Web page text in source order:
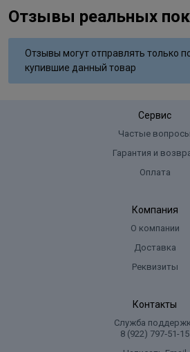
Отзывы реальных
Отзывы могут отправлять только
купившие данный товар
Сервис
Частые вопросы
Гарантия и
Оплата
Компания
О компании
Доставка
Реквизиты
Контакты
Служба
8 (922) 797‑51-15